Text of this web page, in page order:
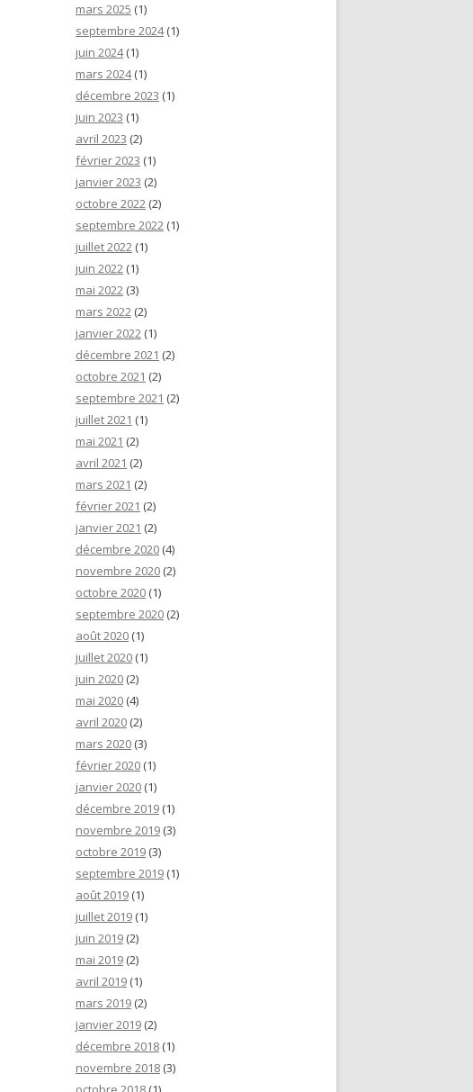
mars 2025 (1)
septembre 2024(1)
juin 2024(1)
mars 2024(1)
décembre 2023 (1)
juin 2023 (1)
avril 2023 (2)
février 2023 (1)
janvier 2023 (2)
octobre 2022 (2)
septembre 2022 (1)
juillet 2022 (1)
juin 2022 (1)
mai 2022 (3)
mars 2022 (2)
janvier 2022 (1)
décembre 2021 (2)
octobre 2021 (2)
septembre 2021 (2)
juillet 2021 (1)
mai 2021 (2)
avril 2021 (2)
mars 2021 (2)
février 2021 (2)
janvier 2021 (2)
décembre 2020 (4)
novembre 2020 (2)
octobre 2020 (1)
septembre 2020 (2)
août 2020 (1)
juillet 2020 (1)
juin 2020 (2)
mai 2020 (4)
avril 2020 (2)
mars 2020 (3)
février 2020 (1)
janvier 2020 (1)
décembre 2019 (1)
novembre 2019 (3)
octobre 2019 (3)
septembre 2019 (1)
août 2019 (1)
juillet 2019 (1)
juin 2019 (2)
mai 2019 (2)
avril 2019 (1)
mars 2019 (2)
janvier 2019 (2)
décembre 2018 (1)
novembre 2018 (3)